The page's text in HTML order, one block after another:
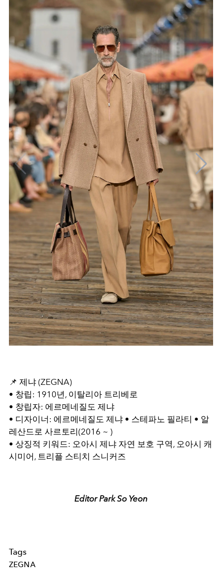
📌 제냐 (ZEGNA)
• 창립: 1910년, 이탈리아 트리베로
• 창립자: 에르메네질도 제냐
• 디자이너: 에르메네질도 제냐 • 스테파노 필라티 • 알
레산드로 사르토리(2016 ~ )
• 상징적 키워드: 오아시 제냐 자연 보호 구역, 오아시 캐
시미어, 트리플 스티치 스니커즈
Editor Park So Yeon
Tags
ZEGNA